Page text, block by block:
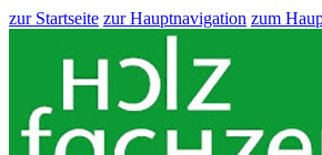
zur Startseite zur Hauptnavigation zum